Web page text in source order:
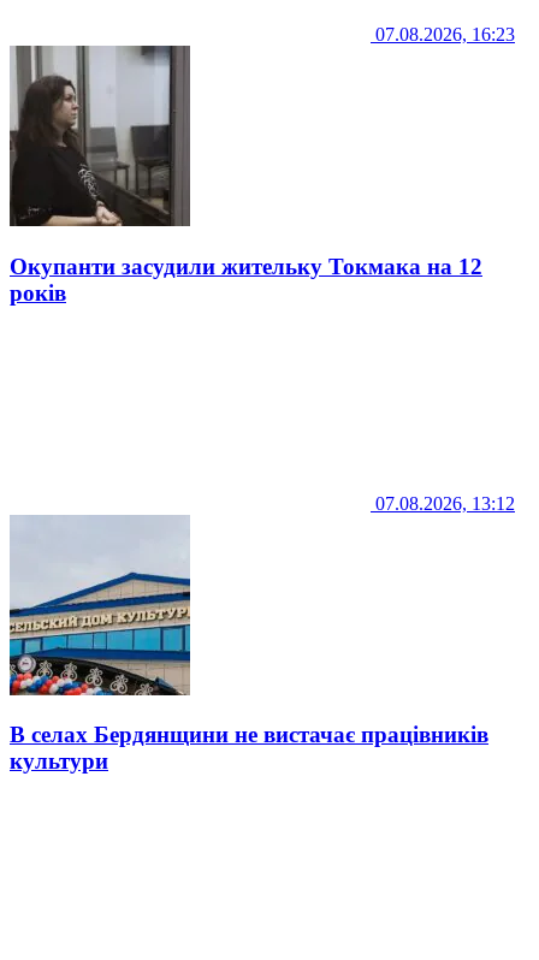
07.08.2026, 16:23
Окупанти засудили жительку Токмака на 12
років
07.08.2026, 13:12
В селах Бердянщини не вистачає працівників
культури